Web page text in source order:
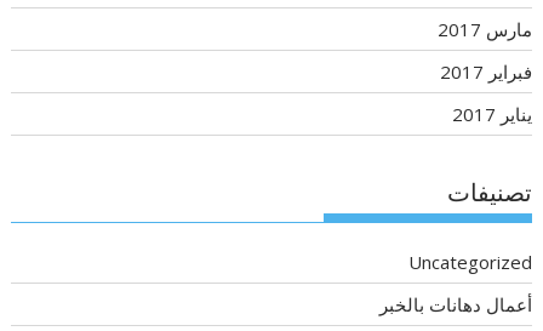
مارس 2017
فبراير 2017
يناير 2017
تصنيفات
Uncategorized
أعمال دهانات بالخبر